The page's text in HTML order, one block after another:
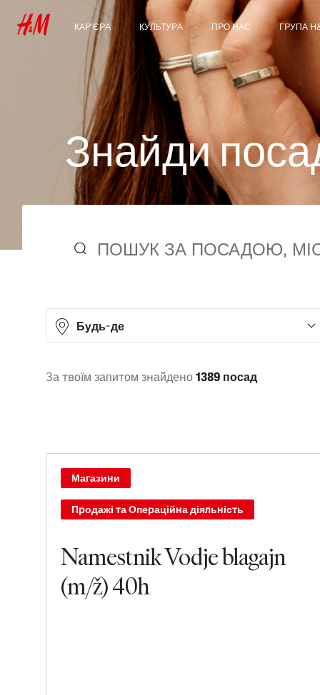
КАР’ЄРА
Наші сфери діяльності
Студенти & Початок
кар’єри
КУЛЬТУРА
Наша культура &
Переваги
ПРО НАС
Хто ми
Сталий розвиток
Інклюзивність &
ГРУПА
Знайдипоса
Будь-де
Europe
531
North America
Oceania
South America
За твоїм запитом знайдено 1389 посад
Namestnik Vodje blagajn
(m/ž) 40h
Магазини
Продажі та Операційна діяльність